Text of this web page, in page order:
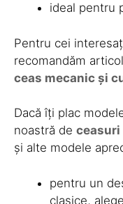
ideal pentru
Pentru cei
recomandăm
ceas mecanic și
Dacă îți plac
noastră de ceasuri
și alte modele
pentru un
clasice, alege